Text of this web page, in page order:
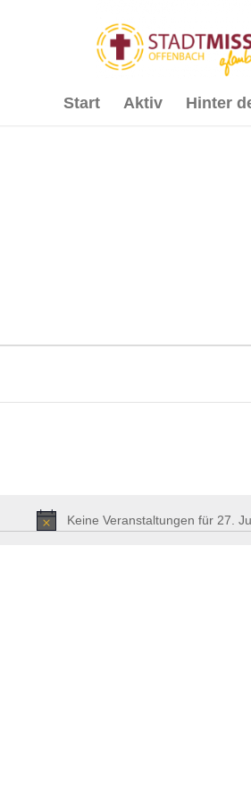
Start Aktiv Hinter
Hinweis
Keine Veranstaltungen für 27.